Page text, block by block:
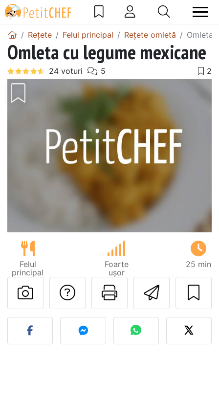
Rețete Felul principal Rețete omletă Omleta
Omleta cu legume mexicane
Felul
principal
Foarte
ușor
25 min
Printează
Adresează o
Postează o poză cu